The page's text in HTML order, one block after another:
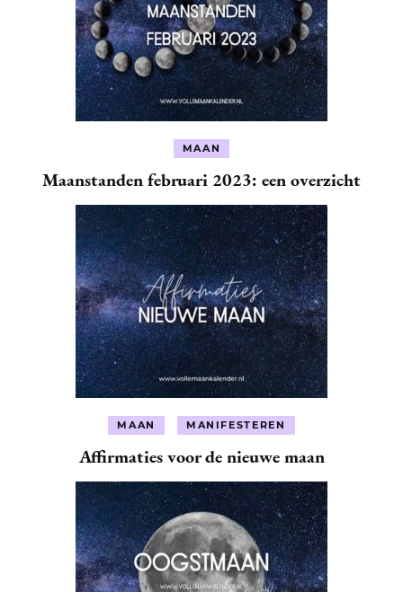
MAAN
Maanstanden februari 2023: een overzicht
MAAN MANIFESTEREN
Affirmaties voor de nieuwe maan